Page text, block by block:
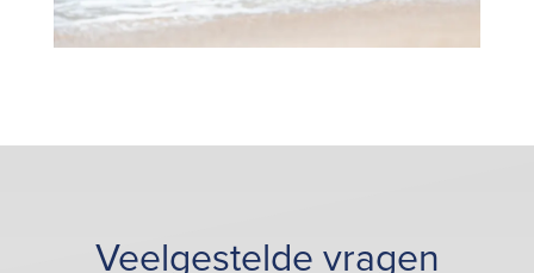
Veelgestelde vragen